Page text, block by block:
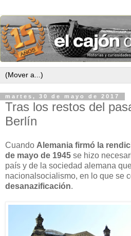
martes, 30 de mayo de 2017
Tras los restos del
Berlín
Cuando Alemania firmó la
de mayo de 1945 se hizo
país y de la sociedad alemana
nacionalsocialismo, en lo que se
desanazificación.